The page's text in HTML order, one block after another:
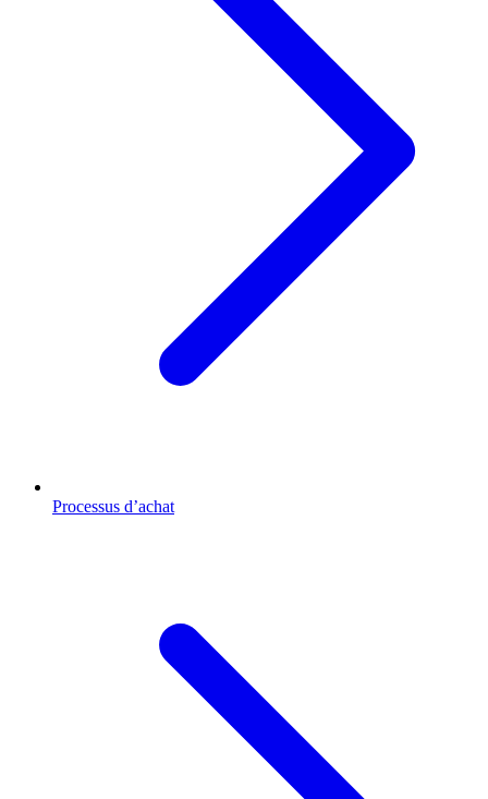
Processus d’achat